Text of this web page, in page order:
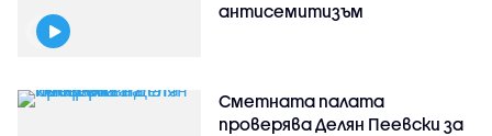
антисемитизъм
Сметната палата
проверява Делян Пеевски за